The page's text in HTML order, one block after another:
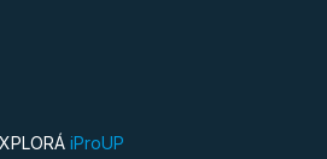
iProUP